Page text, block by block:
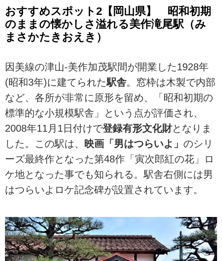
おすすめスポット2【岡山県】 昭和初期
のままの懐かしさ溢れる美作滝尾駅（み
まさかたきおえき）
因美線の津山-美作加茂駅間が開業した1928年
(昭和3年)に建てられた駅舎。窓枠は木製で内部
など、各所が非常に原形を留め、「昭和初期の
標準的な小規模駅舎」という点が評価され、
2008年11月1日付けで登録有形文化財となりま
した。この駅は、 映画「男はつらいよ」 のシリ
ーズ最終作となった第48作「寅次郎紅の花」ロ
ケ地となった事でも知られる。駅舎右側には男
はつらいよロケ記念碑が設置されています。